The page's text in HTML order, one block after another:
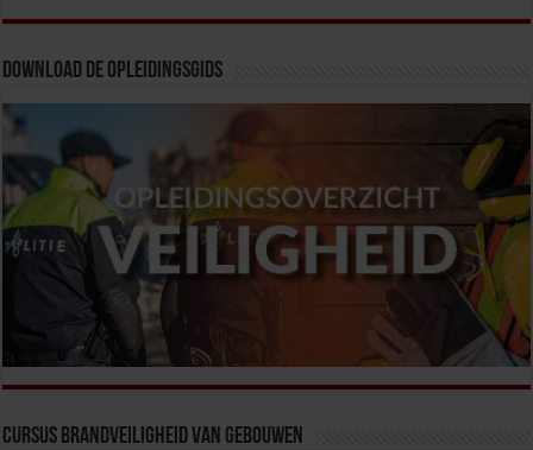
Download de opleidingsgids
Cursus Brandveiligheid van Gebouwen